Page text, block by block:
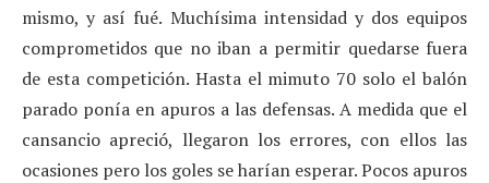
mismo, y así fué. Muchísima intensidad y dos equipos
comprometidos que no iban a permitir quedarse fuera
de esta competición. Hasta el mimuto 70 solo el balón
parado ponía en apuros a las defensas. A medida que el
cansancio apreció, llegaron los errores, con ellos las
ocasiones pero los goles se harían esperar. Pocos apuros